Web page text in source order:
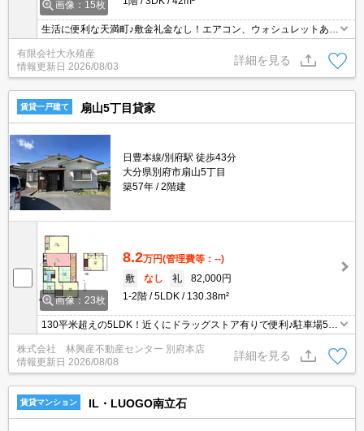
画像：15枚
生活に便利な天満町♪敷金礼金なし！エアコン、ウォシュレットあり
（サービス品）！！
有限会社大永殖産
情報更新日 2026/08/03
詳細を見る
賃貸一戸建て 扇山5丁目貸家
日豊本線/別府駅 徒歩43分
大分県別府市扇山5丁目
築57年
2階建
画像：23枚
8.2万円(管理費等：--)
敷
なし 礼
82,000円
1-2階
5LDK 130.38m²
130平米超えの5LDK！近くにドラッグストア有りで便利♪駐車場5台
ほど駐車可！
株式会社 林興産不動産センター 別府本店
情報更新日 2026/08/08
詳細を見る
賃貸マンション IL・LUOGO南立石